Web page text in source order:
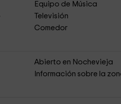
Equipo de Música
Televisión
Comedor
Abierto en Nochevieja
Información sobre la